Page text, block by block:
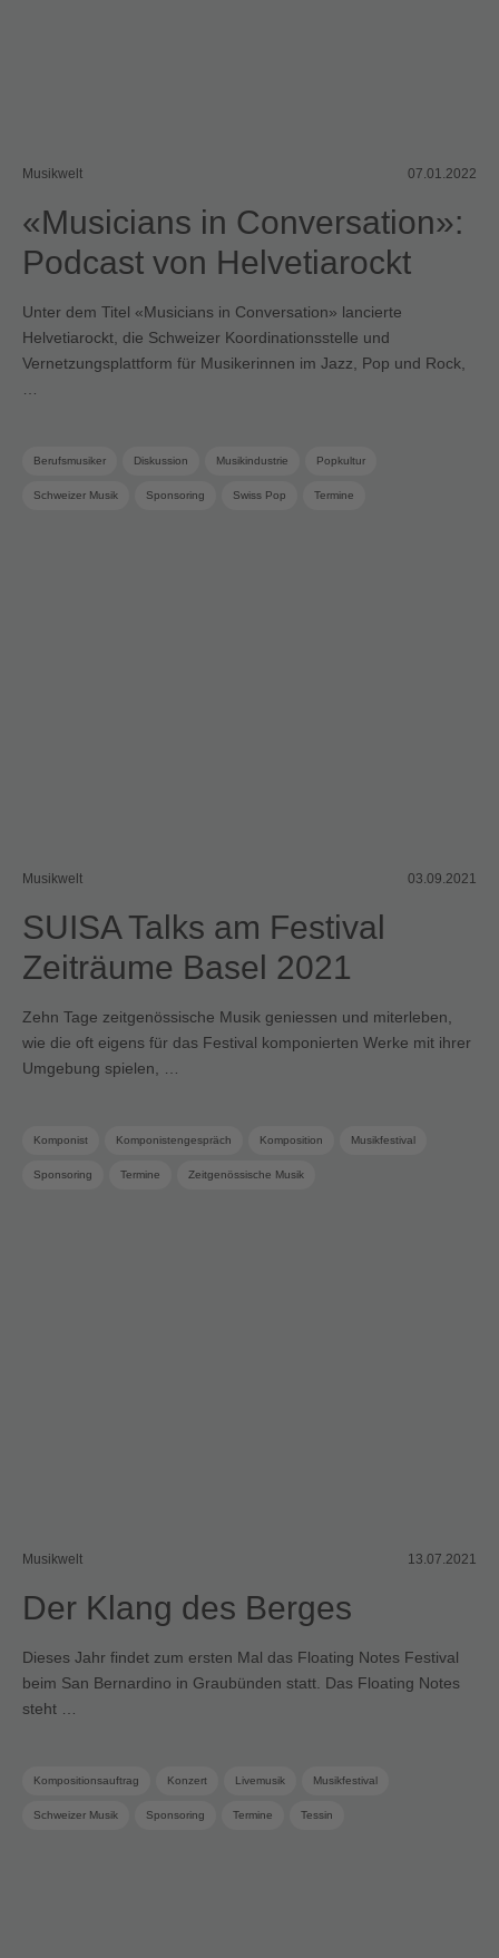
Musikwelt 07.01.2022
«Musicians in Conversation»:
Podcast von Helvetiarockt
Unter dem Titel «Musicians in Conversation» lancierte
Helvetiarockt, die Schweizer Koordinationsstelle und
Vernetzungsplattform für Musikerinnen im Jazz, Pop und Rock,
Berufsmusiker Diskussion Musikindustrie Popkultur
Schweizer Musik Sponsoring Swiss Pop Termine
Musikwelt 03.09.2021
SUISA Talks am Festival
Zeiträume Basel 2021
Zehn Tage zeitgenössische Musik geniessen und miterleben,
wie die oft eigens für das Festival komponierten Werke mit ihrer
Umgebung spielen, …
Komponist Komponistengespräch Komposition Musikfestival
Sponsoring Termine Zeitgenössische Musik
Musikwelt 13.07.2021
Der Klang des Berges
Dieses Jahr findet zum ersten Mal das Floating Notes Festival
beim San Bernardino in Graubünden statt. Das Floating Notes
steht …
Kompositionsauftrag Konzert Livemusik Musikfestival
Schweizer Musik Sponsoring Termine Tessin